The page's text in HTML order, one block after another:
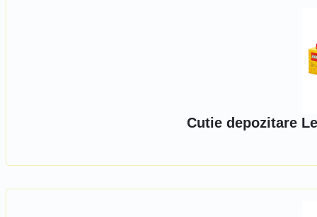
Cutie depozitare